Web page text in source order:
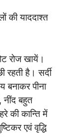
की याददाश्त
रोज खायें।
रहती है। सर्दी
बनाकर पीना
नींद बहुत
की कान्ति में
एवं वृद्धि